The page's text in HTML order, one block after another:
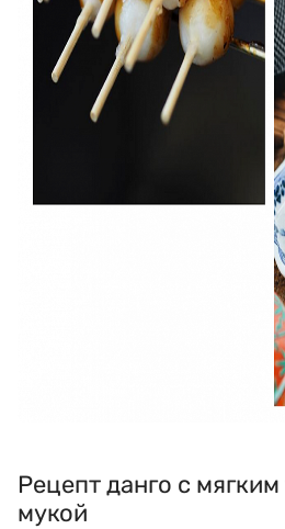
Рецепт данго с
мукой